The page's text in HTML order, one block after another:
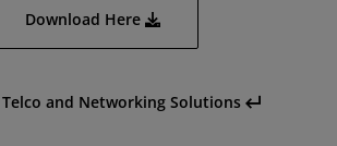
Download Here
and Networking Solutions